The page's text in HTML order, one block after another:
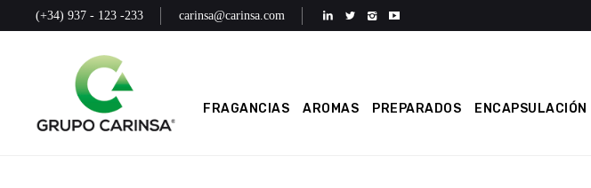
(+34) 937 - 123 -233 carinsa@carinsa.com
FRAGANCIAS AROMAS PREPARADOS ENCAPSULACIÓN